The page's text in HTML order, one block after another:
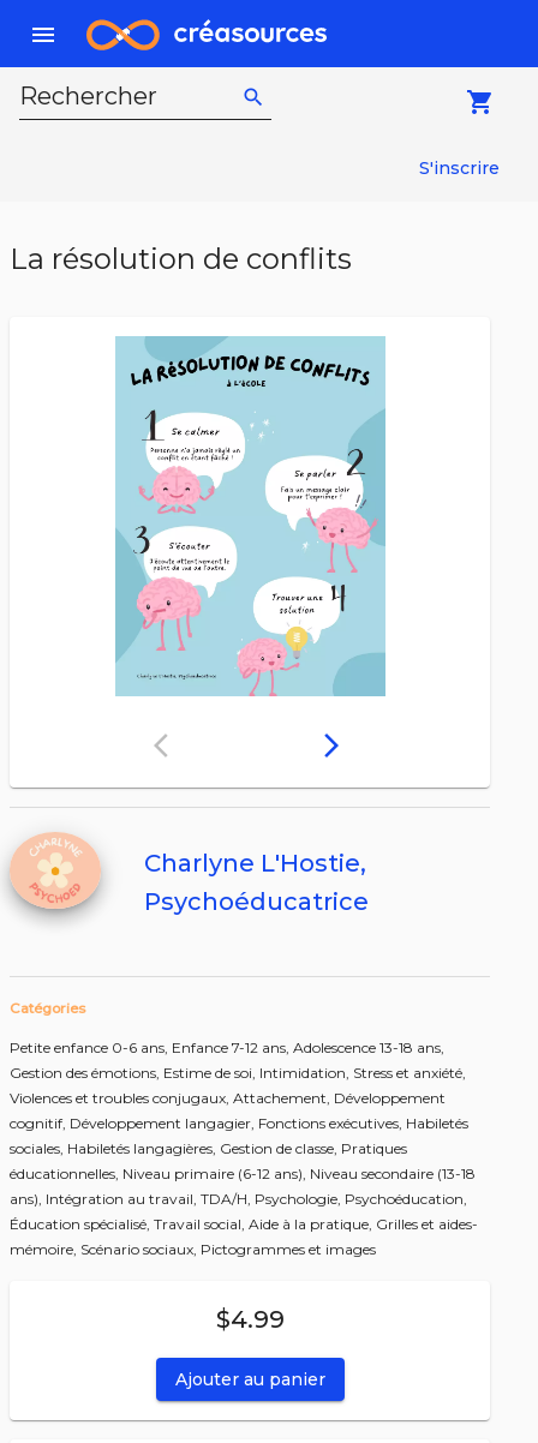
menu
Rechercher search local_grocery_store
S'inscrire
La résolution de conflits
arrow_back_ios arrow_forward_ios
Catégories
Petite enfance 0-6 ans, Enfance 7-12 ans, Adolescence 13-18 ans,
Gestion des émotions, Estime de soi, Intimidation, Stress et anxiété,
Violences et troubles conjugaux, Attachement, Développement
cognitif, Développement langagier, Fonctions exécutives, Habiletés
sociales, Habiletés langagières, Gestion de classe, Pratiques
éducationnelles, Niveau primaire (6-12 ans), Niveau secondaire (13-18
ans), Intégration au travail, TDA/H, Psychologie, Psychoéducation,
Éducation spécialisé, Travail social, Aide à la pratique, Grilles et aides-
mémoire, Scénario sociaux, Pictogrammes et images
$4.99
Ajouter au panier
Charlyne L'Hostie,
Psychoéducatrice